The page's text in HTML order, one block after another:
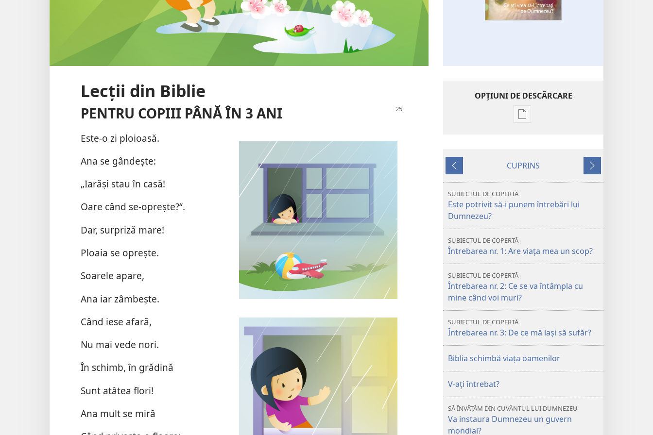
Lecţii din Biblie
PENTRU COPIII PÂNĂ ÎN 3 ANI
Este-o zi ploioasă.
Ana se gândeşte:
„Iarăşi stau în casă!
Oare când se-opreşte?“.
Dar, surpriză mare!
Ploaia se opreşte.
Soarele apare,
Ana iar zâmbeşte.
Când iese afară,
Nu mai vede nori.
În schimb, în grădină
Sunt atâtea flori!
Ana mult se miră
OPŢIUNI DE DESCĂRCARE
Opțiuni
publicații
VEGHE
să-
pe
Dumnezeu?
Anterior
CUPRINS
Următorul
SUBIECTUL DE COPERTĂ
Este potrivit să-i punem întrebări lui
Dumnezeu?
SUBIECTUL DE COPERTĂ
Întrebarea nr. 1: Are viaţa mea un scop?
SUBIECTUL DE COPERTĂ
Întrebarea nr. 2: Ce se va întâmpla cu
mine când voi muri?
SUBIECTUL DE COPERTĂ
Întrebarea nr. 3: De ce mă laşi să sufăr?
Biblia schimbă viaţa oamenilor
V-aţi întrebat?
SĂ ÎNVĂȚĂM DIN CUVÂNTUL LUI DUMNEZEU
Va instaura Dumnezeu un guvern
mondial?